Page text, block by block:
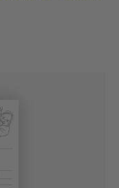
børns fremtid, at